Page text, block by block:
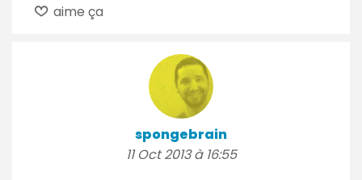
aime ça
spongebrain
11 Oct 2013 à 16:55